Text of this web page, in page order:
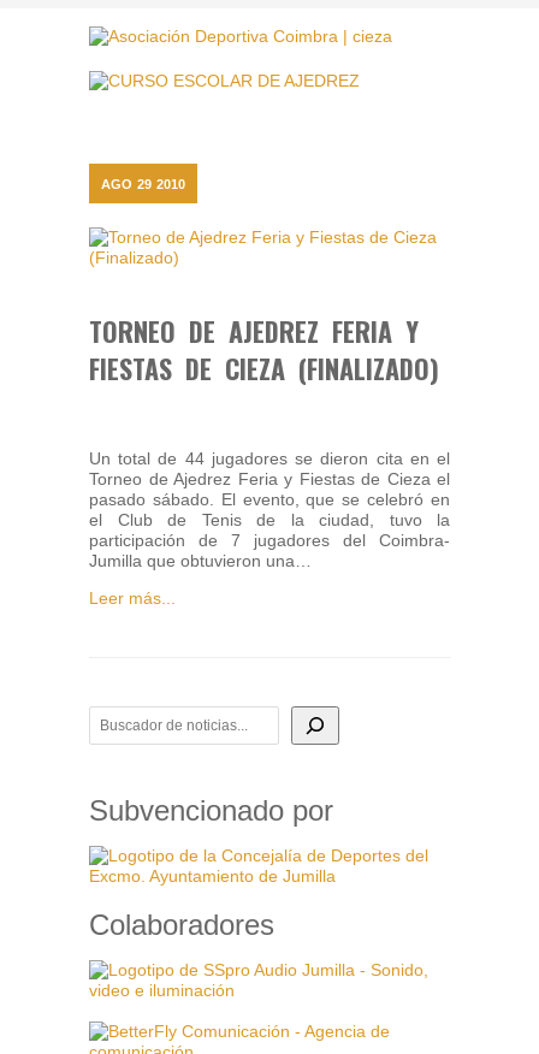
AGO 29 2010
TORNEO DE AJEDREZ FERIA Y
FIESTAS DE CIEZA (FINALIZADO)
Un total de 44 jugadores se dieron cita en el
Torneo de Ajedrez Feria y Fiestas de Cieza el
pasado sábado. El evento, que se celebró en
el Club de Tenis de la ciudad, tuvo la
participación de 7 jugadores del Coimbra-
Jumilla que obtuvieron una…
Leer más...
BUSCADOR DE NOTICIAS
Subvencionado por
Colaboradores